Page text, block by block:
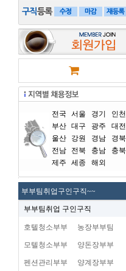
전국 서울 경기
인천
부산 대구 광주
대전
울산
강원 경남
경북
전남
전북 충남
충북
제주
세종 해외
부부팀취업구인구직~~
부부팀취업 구인구직
호텔청소부부 농장부부팀
모텔청소부부 양돈장부부
펜션관리부부 양계장부부